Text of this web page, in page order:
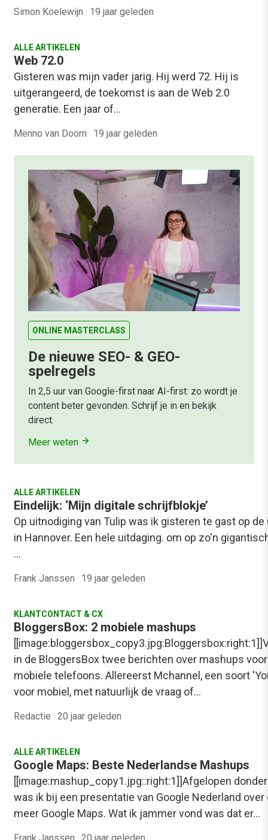
Simon Koelewijn · 19 jaar geleden
ALLE ARTIKELEN
Web 72.0
Gisteren was mijn vader jarig. Hij werd 72. Hij is
uitgerangeerd, de toekomst is aan de Web 2.0
generatie. Een jaar of…
Menno van Doorn · 19 jaar geleden
ONLINE MASTERCLASS
De nieuwe SEO- & GEO-
spelregels
In 2,5 uur van Google-first naar AI-first: zo wordt je
content beter gevonden. Schrijf je in en bekijk
direct.
Meer weten
ALLE ARTIKELEN
Eindelijk: ‘Mijn digitale schrijfblokje’
Op uitnodiging van Tulip was ik gisteren te gast op de
in Hannover. Een hele uitdaging. om op zo'n
…
Frank Janssen · 19 jaar geleden
KLANTCONTACT & CX
BloggersBox: 2 mobiele mashups
in de BloggersBox twee berichten over mashups voor
mobiele telefoons. Allereerst Mchannel, een soort
voor mobiel, met natuurlijk de vraag of…
Redactie · 20 jaar geleden
ALLE ARTIKELEN
Google Maps: Beste Nederlandse Mashups
[[image:mashup_copy1.jpg::right:1]]Afgelopen
was ik bij een presentatie van Google Nederland over
meer Google Maps. Wat ik jammer vond was dat er…